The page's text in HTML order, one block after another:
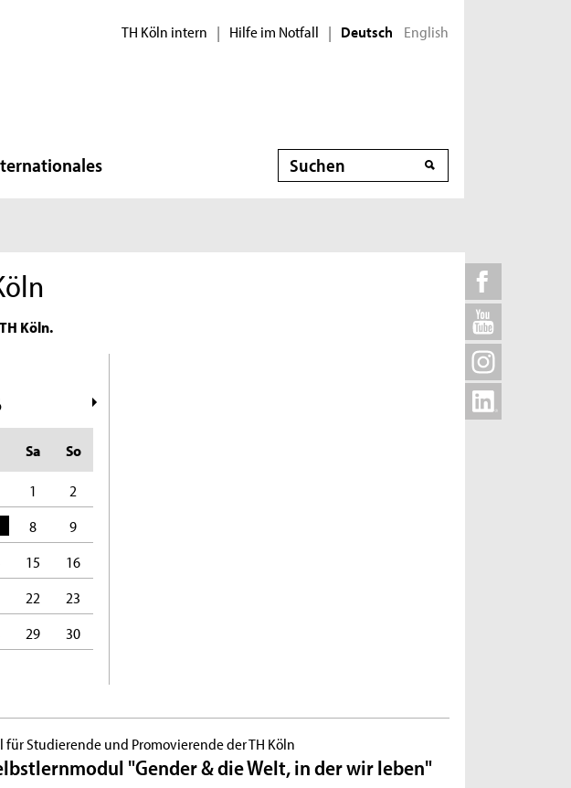
TH Köln intern | Hilfe im Notfall | Deutsch English
Suche
Köln.
Sa
So
1
2
8
9
15
16
22
23
29
30
Studierende und Promovierende der TH Köln
"Gender & die Welt, in der wir leben"